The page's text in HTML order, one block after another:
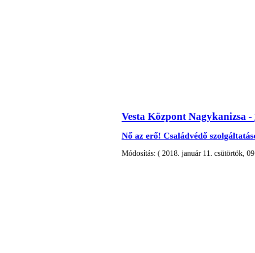
Vesta Központ Nagykanizsa -
Nő az erő! Családvédő
Módosítás: ( 2018. január 11. csütörtök,